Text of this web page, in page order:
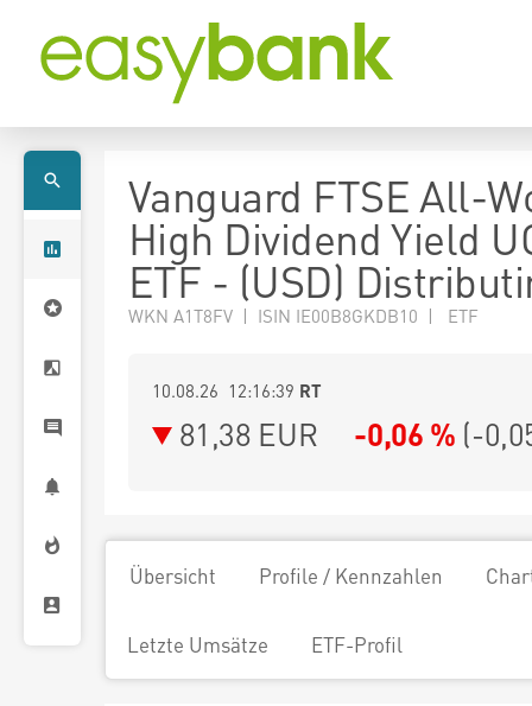
Vanguard FTSE All-
High Dividend Yield
ETF - (USD)
WKN A1T8FV | ISIN IE00B8GKDB10 | ETF
10.08.26 12:16:39 RT
81,38 EUR -0,06 % (-
Übersicht Profile / Kennzahlen
Letzte Umsätze ETF-Profil